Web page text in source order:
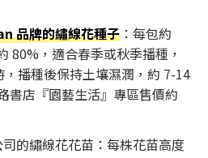
品牌的繡線花種子 ：每包約
80%，適合春季或秋季播種，
播種後保持土壤濕潤，約 7-14
書店『園藝生活』專區售價約
的繡線花花苗：每株花苗高度